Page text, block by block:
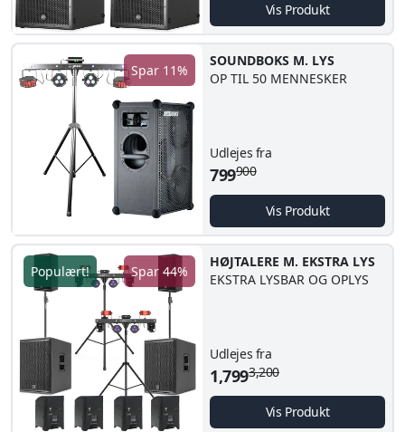
Vis Produkt
Spar 11%
SOUNDBOKS M. LYS
OP TIL 50 MENNESKER
Udlejes fra
799900
Vis Produkt
Populært! Spar 44%
HØJTALERE M. EKSTRA LYS
EKSTRA LYSBAR OG OPLYS
Udlejes fra
1,7993,200
Vis Produkt